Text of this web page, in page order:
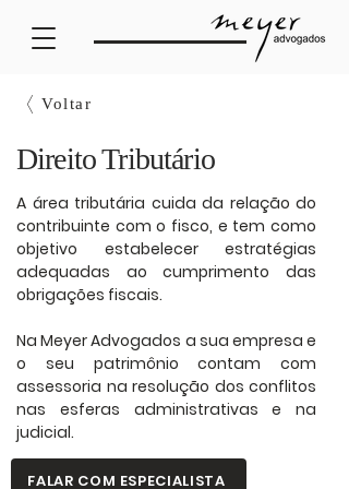
Voltar
Direito Tributário
A área tributária cuida da relação do
contribuinte com o fisco, e tem como
objetivo estabelecer estratégias
adequadas ao cumprimento das
obrigações fiscais.
Na Meyer Advogados a sua empresa e
o seu patrimônio contam com
assessoria na resolução dos conflitos
nas esferas administrativas e na
judicial.
FALAR COM ESPECIALISTA